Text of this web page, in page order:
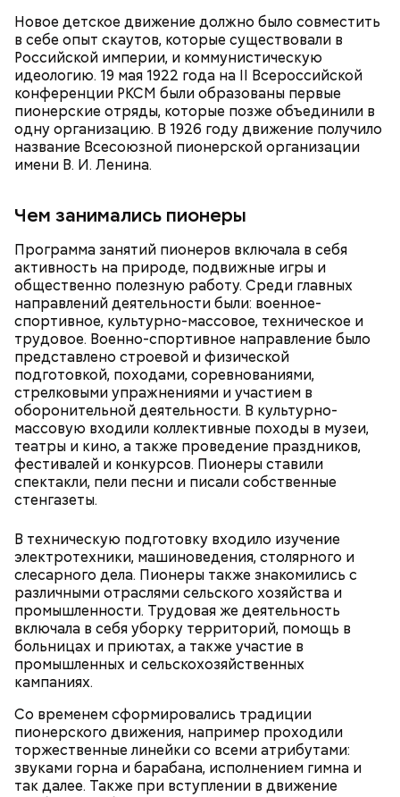
Новое детское движение должно было совместить
в себе опыт скаутов, которые существовали в
Российской империи, и коммунистическую
идеологию. 19 мая 1922 года на II Всероссийской
конференции РКСМ были образованы первые
пионерские отряды, которые позже объединили в
одну организацию. В 1926 году движение получило
название Всесоюзной пионерской организации
имени В. И. Ленина.
Чем занимались пионеры
Программа занятий пионеров включала в себя
активность на природе, подвижные игры и
общественно полезную работу. Среди главных
направлений деятельности были: военное-
спортивное, культурно-массовое, техническое и
трудовое. Военно-спортивное направление было
представлено строевой и физической
подготовкой, походами, соревнованиями,
стрелковыми упражнениями и участием в
оборонительной деятельности. В культурно-
массовую входили коллективные походы в музеи,
театры и кино, а также проведение праздников,
фестивалей и конкурсов. Пионеры ставили
спектакли, пели песни и писали собственные
стенгазеты.
В техническую подготовку входило изучение
электротехники, машиноведения, столярного и
слесарного дела. Пионеры также знакомились с
различными отраслями сельского хозяйства и
промышленности. Трудовая же деятельность
включала в себя уборку территорий, помощь в
больницах и приютах, а также участие в
промышленных и сельскохозяйственных
кампаниях.
Со временем сформировались традиции
пионерского движения, например проходили
торжественные линейки со всеми атрибутами:
звуками горна и барабана, исполнением гимна и
так далее. Также при вступлении в движение
— Она должна приятно пахнуть. Если дыня не
пахнет, значит, ее созревание ускорили или
будет безвкусной.
Кроме того, специалист не советует покупать
долгое время: